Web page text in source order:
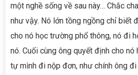
một nghề sống về sau này… Chắc
như vậy. Nó lớn tồng ngồng chỉ biết
cho nó học trường phổ thông, nó đi
nó. Cuối cùng ông quyết định cho nó
tự mình đi nộp đơn, như chính ông đi